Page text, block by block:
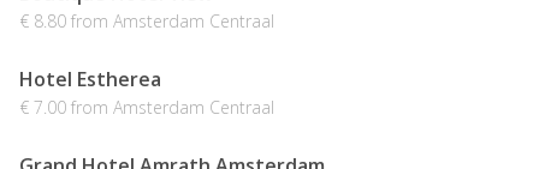
€ 8.80 from Amsterdam Centraal
Hotel Estherea
€ 7.00 from Amsterdam Centraal